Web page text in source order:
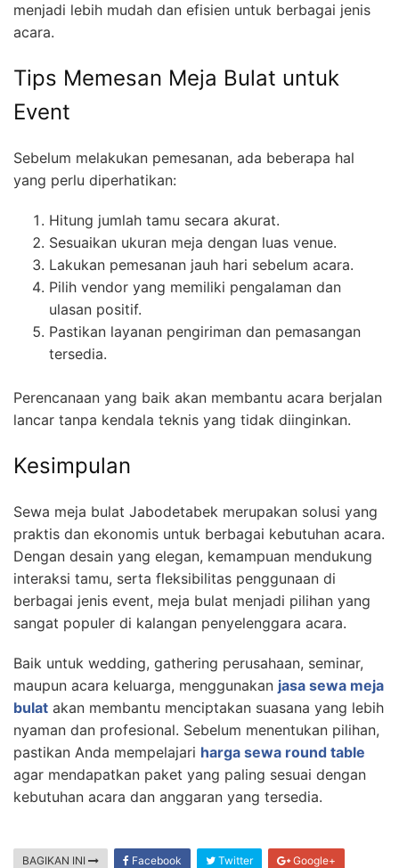
menjadi lebih mudah dan efisien untuk berbagai jenis
acara.
Tips Memesan Meja Bulat untuk
Event
Sebelum melakukan pemesanan, ada beberapa hal
yang perlu diperhatikan:
Hitung jumlah tamu secara akurat.
Sesuaikan ukuran meja dengan luas venue.
Lakukan pemesanan jauh hari sebelum acara.
Pilih vendor yang memiliki pengalaman dan
ulasan positif.
Pastikan layanan pengiriman dan pemasangan
tersedia.
Perencanaan yang baik akan membantu acara berjalan
lancar tanpa kendala teknis yang tidak diinginkan.
Kesimpulan
Sewa meja bulat Jabodetabek merupakan solusi yang
praktis dan ekonomis untuk berbagai kebutuhan acara.
Dengan desain yang elegan, kemampuan mendukung
interaksi tamu, serta fleksibilitas penggunaan di
berbagai jenis event, meja bulat menjadi pilihan yang
sangat populer di kalangan penyelenggara acara.
Baik untuk wedding, gathering perusahaan, seminar,
maupun acara keluarga, menggunakan jasa sewa meja
bulat akan membantu menciptakan suasana yang lebih
nyaman dan profesional. Sebelum menentukan pilihan,
pastikan Anda mempelajari harga sewa round table
agar mendapatkan paket yang paling sesuai dengan
kebutuhan acara dan anggaran yang tersedia.
BAGIKAN INI Facebook Twitter Google+